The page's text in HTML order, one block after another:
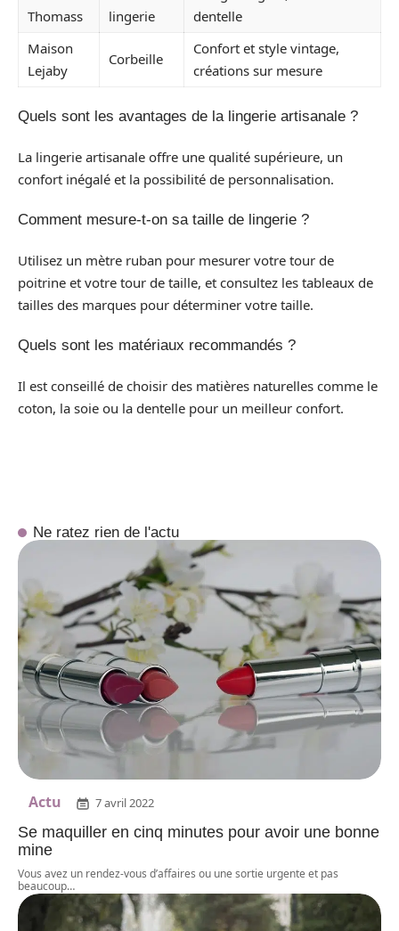
Thomass
lingerie
dentelle
Maison
Lejaby
Corbeille
Confort et style vintage,
créations sur mesure
Quels sont les avantages de la lingerie artisanale ?
La lingerie artisanale offre une qualité supérieure, un
confort inégalé et la possibilité de personnalisation.
Comment mesure-t-on sa taille de lingerie ?
Utilisez un mètre ruban pour mesurer votre tour de
poitrine et votre tour de taille, et consultez les tableaux de
tailles des marques pour déterminer votre taille.
Quels sont les matériaux recommandés ?
Il est conseillé de choisir des matières naturelles comme le
coton, la soie ou la dentelle pour un meilleur confort.
Ne ratez rien de l'actu
Actu 7 avril 2022
Se maquiller en cinq minutes pour avoir une bonne
mine
Vous avez un rendez-vous d’affaires ou une sortie urgente et pas
beaucoup…